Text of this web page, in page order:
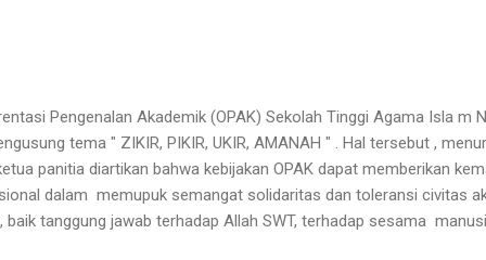
Pengenalan Akademik (OPAK) Sekolah Tinggi Agama Isla m
tema " ZIKIR, PIKIR, UKIR, AMANAH " . Hal tersebut ,
panitia diartikan bahwa kebijakan OPAK dapat memberikan
dalam memupuk semangat solidaritas dan toleransi civitas
baik tanggung jawab terhadap Allah SWT, terhadap sesama